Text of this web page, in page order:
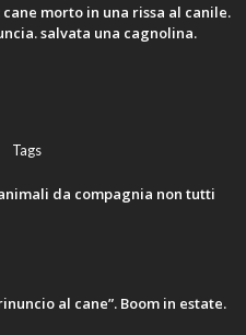
cane morto in una rissa al canile.
salvata una cagnolina.
Tags
da compagnia non tutti
al cane”. Boom in estate.